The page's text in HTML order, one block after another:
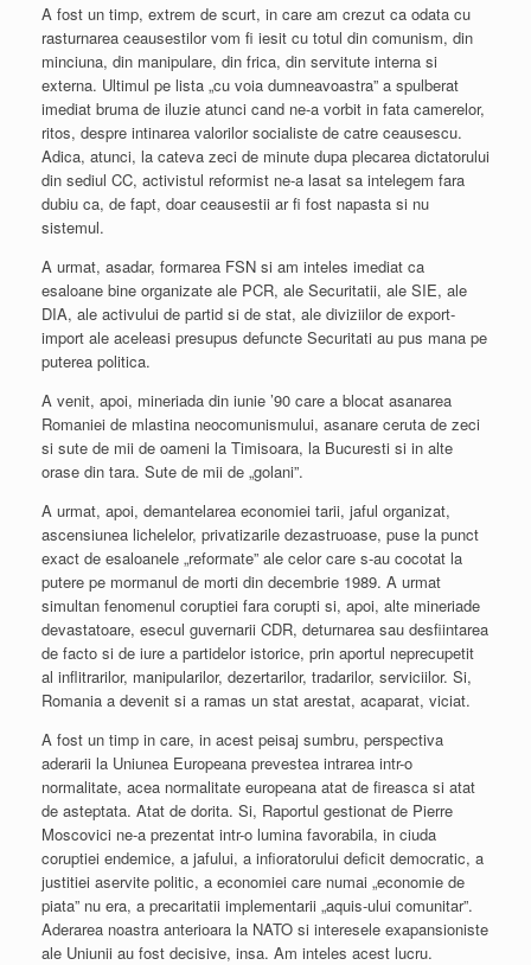
A fost un timp, extrem de scurt, in care am crezut ca odata cu
rasturnarea ceausestilor vom fi iesit cu totul din comunism, din
minciuna, din manipulare, din frica, din servitute interna si
externa. Ultimul pe lista „cu voia dumneavoastra” a spulberat
imediat bruma de iluzie atunci cand ne-a vorbit in fata camerelor,
ritos, despre intinarea valorilor socialiste de catre ceausescu.
Adica, atunci, la cateva zeci de minute dupa plecarea dictatorului
din sediul CC, activistul reformist ne-a lasat sa intelegem fara
dubiu ca, de fapt, doar ceausestii ar fi fost napasta si nu
sistemul.
A urmat, asadar, formarea FSN si am inteles imediat ca
esaloane bine organizate ale PCR, ale Securitatii, ale SIE, ale
DIA, ale activului de partid si de stat, ale diviziilor de export-
import ale aceleasi presupus defuncte Securitati au pus mana pe
puterea politica.
A venit, apoi, mineriada din iunie ’90 care a blocat asanarea
Romaniei de mlastina neocomunismului, asanare ceruta de zeci
si sute de mii de oameni la Timisoara, la Bucuresti si in alte
orase din tara. Sute de mii de „golani”.
A urmat, apoi, demantelarea economiei tarii, jaful organizat,
ascensiunea lichelelor, privatizarile dezastruoase, puse la punct
exact de esaloanele „reformate” ale celor care s-au cocotat la
putere pe mormanul de morti din decembrie 1989. A urmat
simultan fenomenul coruptiei fara corupti si, apoi, alte mineriade
devastatoare, esecul guvernarii CDR, deturnarea sau desfiintarea
de facto si de iure a partidelor istorice, prin aportul neprecupetit
al inflitrarilor, manipularilor, dezertarilor, tradarilor, serviciilor. Si,
Romania a devenit si a ramas un stat arestat, acaparat, viciat.
A fost un timp in care, in acest peisaj sumbru, perspectiva
aderarii la Uniunea Europeana prevestea intrarea intr-o
normalitate, acea normalitate europeana atat de fireasca si atat
de asteptata. Atat de dorita. Si, Raportul gestionat de Pierre
Moscovici ne-a prezentat intr-o lumina favorabila, in ciuda
coruptiei endemice, a jafului, a infioratorului deficit democratic, a
justitiei aservite politic, a economiei care numai „economie de
piata” nu era, a precaritatii implementarii „aquis-ului comunitar”.
Aderarea noastra anterioara la NATO si interesele exapansioniste
ale Uniunii au fost decisive, insa. Am inteles acest lucru.